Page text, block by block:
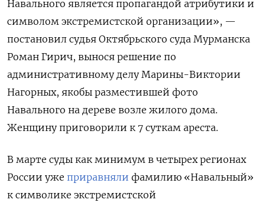
Навального является пропагандой атрибутики и
символом экстремистской организации», —
постановил судья Октябрьского суда Мурманска
Роман Гирич, вынося решение по
административному делу Марины-Виктории
Нагорных, якобы разместившей фото
Навального на дереве возле жилого дома.
Женщину приговорили к 7 суткам ареста.
В марте суды как минимум в четырех регионах
России уже приравняли фамилию «Навальный»
к символике экстремистской